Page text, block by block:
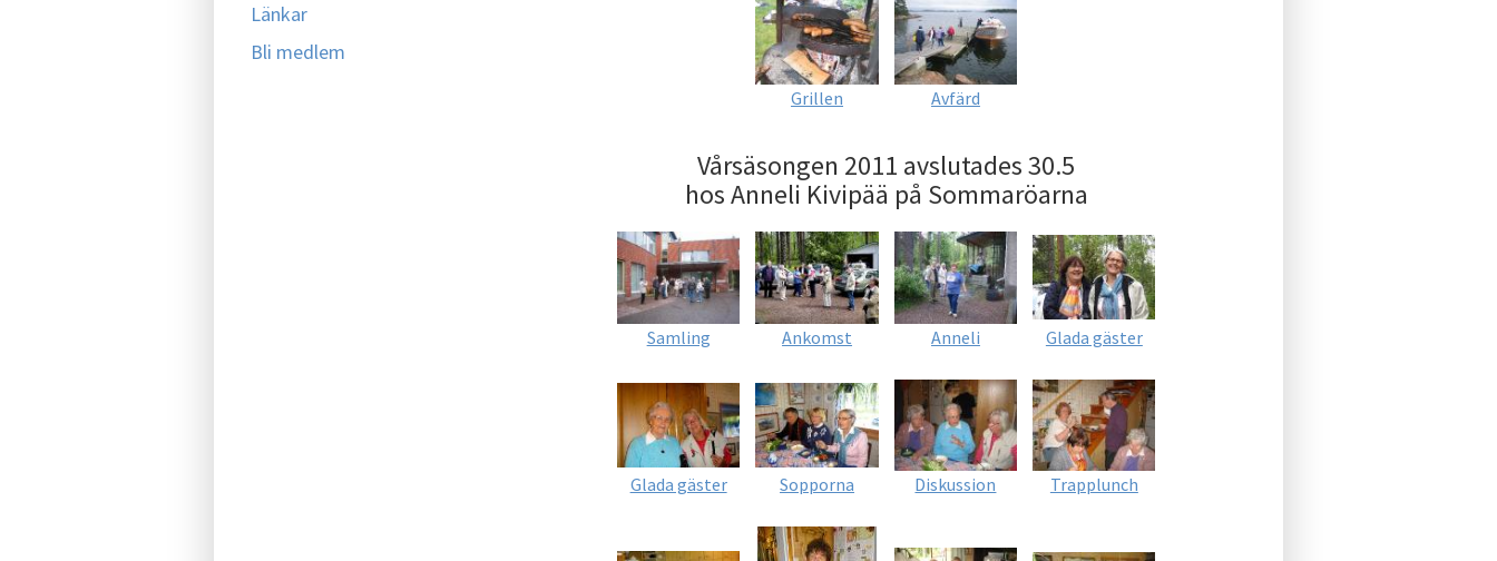
Länkar
Bli medlem
Grillen Avfärd
Vårsäsongen 2011 avslutades 30.5
hos Anneli Kivipää på Sommaröarna
Samling Ankomst Anneli Glada gäster
Glada gäster Sopporna Diskussion Trapplunch